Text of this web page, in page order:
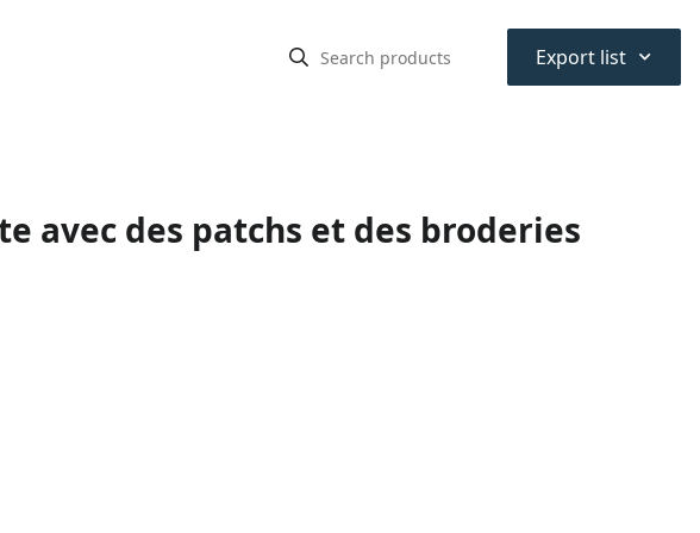
Export list ⌃
avec des patchs et des broderies